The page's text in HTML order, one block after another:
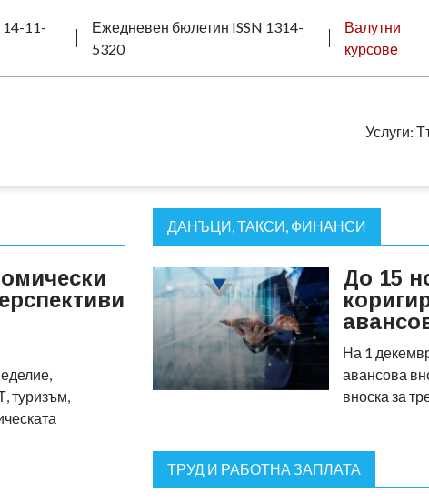
14-11-
Ежедневен бюлетин ISSN 1314-
5320
Валутни
курсове
Услуги:
туризъм,
ДАНЪЦИ, ТАКСИ, ФИНАНСИ
До 15
На 1
авансова
вноска за
ТРУД И РАБОТНА ЗАПЛАТА